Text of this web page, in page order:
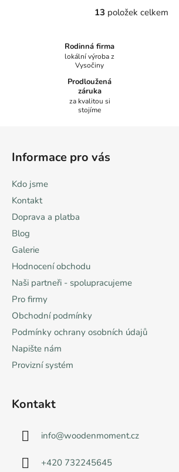
O
13 položek celkem
Rodinná firma
lokální výroba z
Vysočiny
Prodloužená
záruka
za kvalitou si
stojíme
Informace pro vás
Kdo jsme
Kontakt
Doprava a platba
Blog
Galerie
Hodnocení obchodu
Naši partneři - spolupracujeme
Pro firmy
Obchodní podmínky
Podmínky ochrany osobních údajů
Napište nám
Provizní systém
Kontakt
info@woodenmoment.cz
+420 732245645